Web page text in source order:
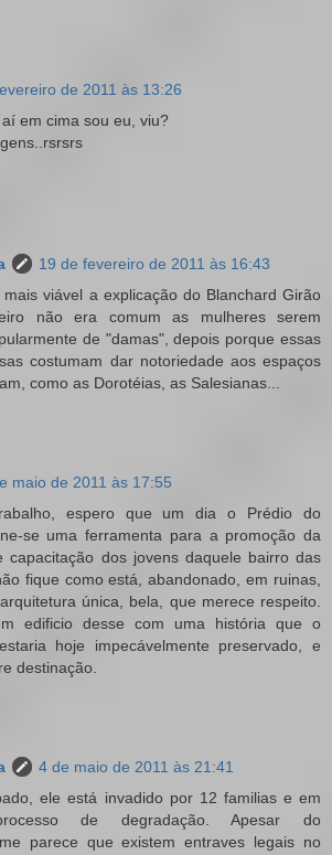
de 2011 às 13:26
em cima sou eu, viu?
19 de fevereiro de 2011 às 16:43
viável a explicação do Blanchard Girão
não era comum as mulheres serem
de "damas", depois porque essas
costumam dar notoriedade aos espaços
como as Dorotéias, as Salesianas...
maio de 2011 às 17:55
espero que um dia o Prédio do
se uma ferramenta para a promoção da
capacitação dos jovens daquele bairro das
fique como está, abandonado, em ruinas,
única, bela, que merece respeito.
edificio desse com uma história que o
hoje impecávelmente preservado, e
destinação.
4 de maio de 2011 às 21:41
ele está invadido por 12 familias e em
de degradação. Apesar do
parece que existem entraves legais no